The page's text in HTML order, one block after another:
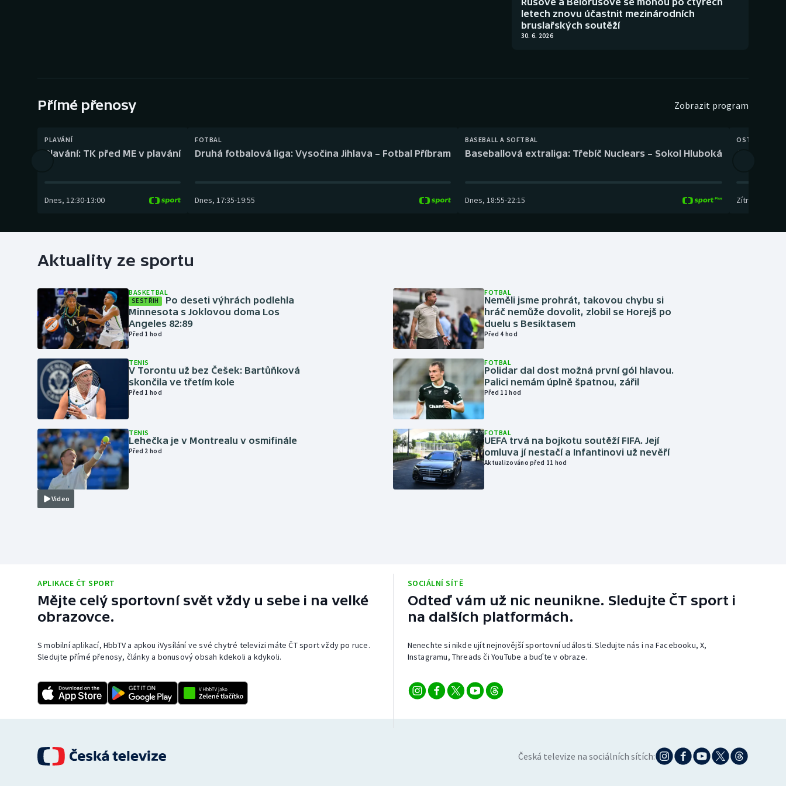
Gymnastika
letech znovu účastnit mezinárodních
bruslařských soutěží
30. 6. 2026
Přímé přenosy Zobrazit program
PLAVÁNÍ
Plavání: TK před ME v plavání
Dnes, 12:30-13:00
FOTBAL
Druhá fotbalová liga: Vysočina Jihlava – Fotbal Příbram
Dnes, 17:35-19:55
BASEBALL A SOFTBAL
Baseballová extraliga: Třebíč Nuclears – Sokol Hluboká
Dnes, 18:55-22:15
OSTATNÍ
Zítra
Aktuality ze sportu
BASKETBAL
SESTŘIH
Po deseti výhrách podlehla
Minnesota s Joklovou doma Los
Angeles 82:89
Před 1 hod
TENIS
V Torontu už bez Češek: Bartůňková
skončila ve třetím kole
Před 1 hod
Video
TENIS
Lehečka je v Montrealu v osmifinále
Před 2 hod
FOTBAL
Neměli jsme prohrát, takovou chybu si
hráč nemůže dovolit, zlobil se Horejš po
duelu s Besiktasem
Před 4 hod
FOTBAL
Polidar dal dost možná první gól hlavou.
Palici nemám úplně špatnou, zářil
Před 11 hod
FOTBAL
UEFA trvá na bojkotu soutěží FIFA. Její
omluva jí nestačí a Infantinovi už nevěří
Aktualizováno před 11 hod
APLIKACE ČT SPORT
Mějte celý sportovní svět vždy u sebe i na velké
obrazovce.
S mobilní aplikací, HbbTV a apkou iVysílání ve své chytré televizi máte ČT sport vždy po ruce.
Sledujte přímé přenosy, články a bonusový obsah kdekoli a kdykoli.
SOCIÁLNÍ SÍTĚ
Odteď vám už nic neunikne. Sledujte ČT sport i
na dalších platformách.
Nenechte si nikde ujít nejnovější sportovní události. Sledujte nás i na Facebooku, X,
Instagramu, Threads či YouTube a buďte v obraze.
Česká televize na sociálních sítích: